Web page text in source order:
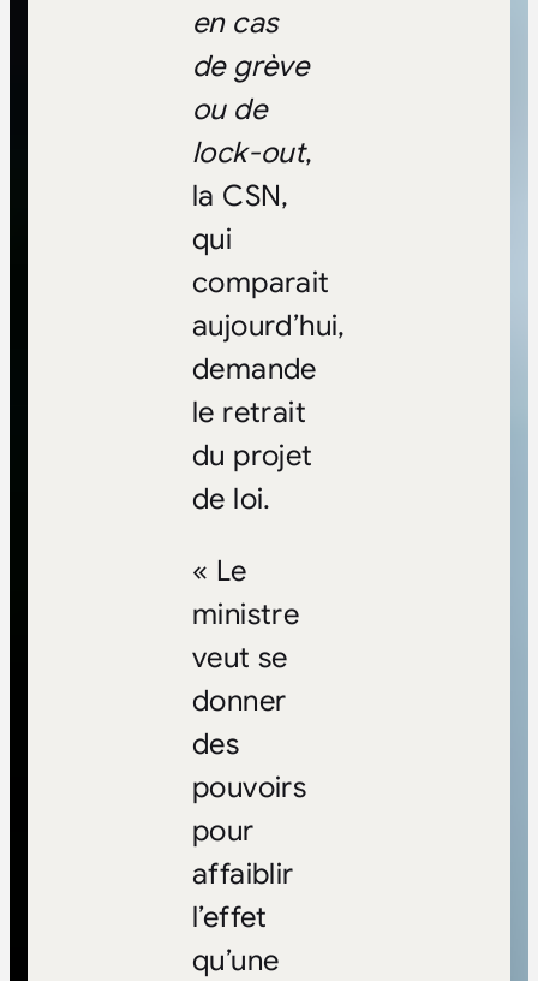
en cas
de grève
ou de
lock-out,
la CSN,
qui
comparait
aujourd’hui,
demande
le retrait
du projet
de loi.
« Le
ministre
veut se
donner
des
pouvoirs
pour
affaiblir
l’effet
qu’une